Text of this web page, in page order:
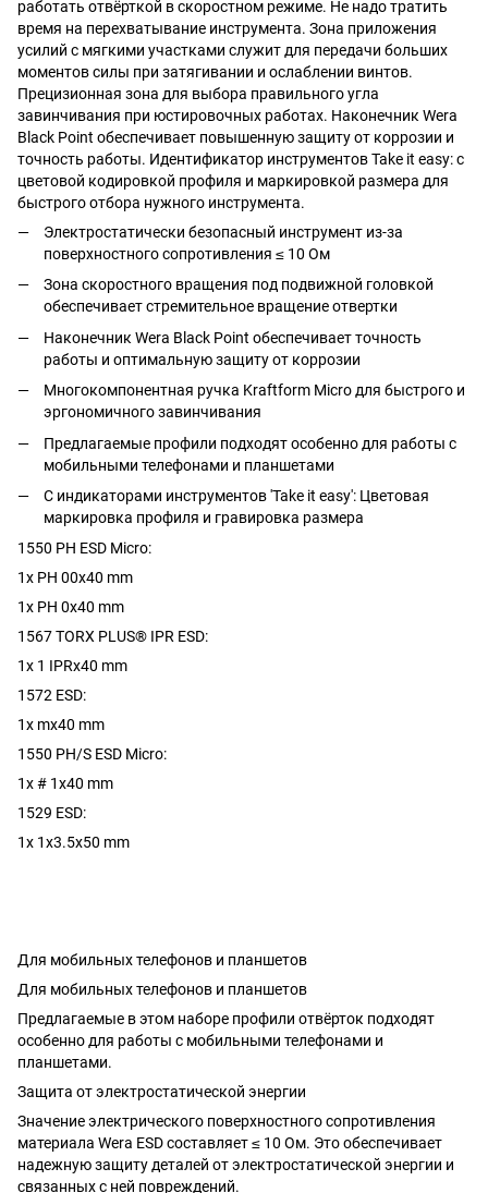
работать отвёрткой в скоростном режиме. Не надо тратить
время на перехватывание инструмента. Зона приложения
усилий с мягкими участками служит для передачи больших
моментов силы при затягивании и ослаблении винтов.
Прецизионная зона для выбора правильного угла
завинчивания при юстировочных работах. Наконечник Wera
Black Point обеспечивает повышенную защиту от коррозии и
точность работы. Идентификатор инструментов Take it easy: с
цветовой кодировкой профиля и маркировкой размера для
быстрого отбора нужного инструмента.
Электростатически безопасный инструмент из-за
поверхностного сопротивления ≤ 10 Ом
Зона скоростного вращения под подвижной головкой
обеспечивает стремительное вращение отвертки
Наконечник Wera Black Point обеспечивает точность
работы и оптимальную защиту от коррозии
Многокомпонентная ручка Kraftform Micro для быстрого и
эргономичного завинчивания
Предлагаемые профили подходят особенно для работы с
мобильными телефонами и планшетами
С индикаторами инструментов 'Take it easy': Цветовая
маркировка профиля и гравировка размера
1550 PH ESD Micro:
1x PH 00x40 mm
1x PH 0x40 mm
1567 TORX PLUS® IPR ESD:
1x 1 IPRx40 mm
1572 ESD:
1x mx40 mm
1550 PH/S ESD Micro:
1x # 1x40 mm
1529 ESD:
1x 1x3.5x50 mm
Для мобильных телефонов и планшетов
Для мобильных телефонов и планшетов
Предлагаемые в этом наборе профили отвёрток подходят
особенно для работы с мобильными телефонами и
планшетами.
Защита от электростатической энергии
Значение электрического поверхностного сопротивления
материала Wera ESD составляет ≤ 10 Ом. Это обеспечивает
надежную защиту деталей от электростатической энергии и
связанных с ней повреждений.